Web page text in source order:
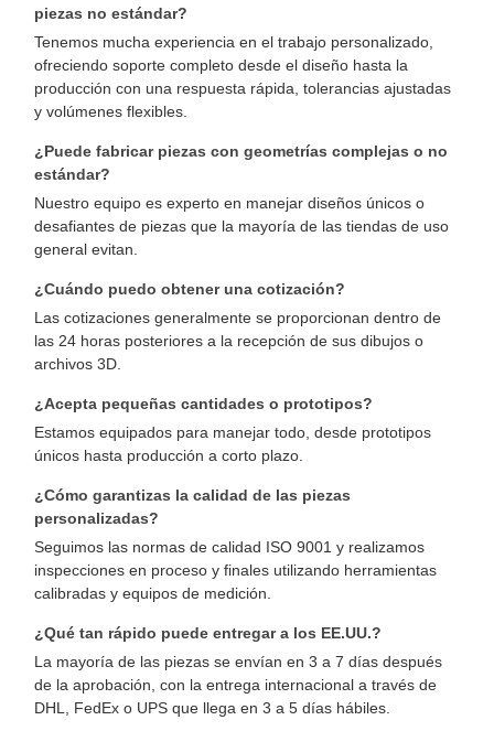
piezas no estándar?
Tenemos mucha experiencia en el trabajo personalizado,
ofreciendo soporte completo desde el diseño hasta la
producción con una respuesta rápida, tolerancias ajustadas
y volúmenes flexibles.
¿Puede fabricar piezas con geometrías complejas o no
estándar?
Nuestro equipo es experto en manejar diseños únicos o
desafiantes de piezas que la mayoría de las tiendas de uso
general evitan.
¿Cuándo puedo obtener una cotización?
Las cotizaciones generalmente se proporcionan dentro de
las 24 horas posteriores a la recepción de sus dibujos o
archivos 3D.
¿Acepta pequeñas cantidades o prototipos?
Estamos equipados para manejar todo, desde prototipos
únicos hasta producción a corto plazo.
¿Cómo garantizas la calidad de las piezas
personalizadas?
Seguimos las normas de calidad ISO 9001 y realizamos
inspecciones en proceso y finales utilizando herramientas
calibradas y equipos de medición.
¿Qué tan rápido puede entregar a los EE.UU.?
La mayoría de las piezas se envían en 3 a 7 días después
de la aprobación, con la entrega internacional a través de
DHL, FedEx o UPS que llega en 3 a 5 días hábiles.